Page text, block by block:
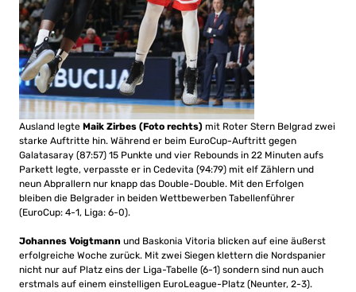
Ausland legte Maik Zirbes (Foto rechts) mit Roter Stern Belgrad zwei
starke Auftritte hin. Während er beim EuroCup-Auftritt gegen
Galatasaray (87:57) 15 Punkte und vier Rebounds in 22 Minuten aufs
Parkett legte, verpasste er in Cedevita (94:79) mit elf Zählern und
neun Abprallern nur knapp das Double-Double. Mit den Erfolgen
bleiben die Belgrader in beiden Wettbewerben Tabellenführer
(EuroCup: 4-1, Liga: 6-0).
Johannes Voigtmann und Baskonia Vitoria blicken auf eine äußerst
erfolgreiche Woche zurück. Mit zwei Siegen klettern die Nordspanier
nicht nur auf Platz eins der Liga-Tabelle (6-1) sondern sind nun auch
erstmals auf einem einstelligen EuroLeague-Platz (Neunter, 2-3).